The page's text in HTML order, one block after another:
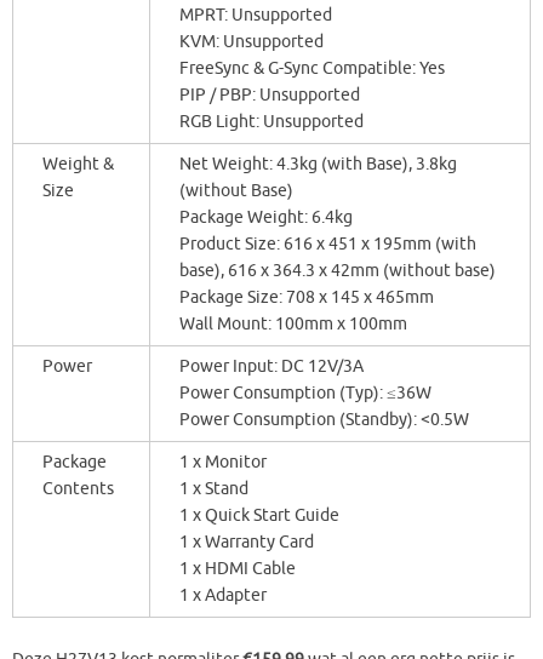
MPRT: Unsupported
KVM: Unsupported
FreeSync & G-Sync Compatible: Yes
PIP / PBP: Unsupported
RGB Light: Unsupported
Weight &
Size
Net Weight: 4.3kg (with Base), 3.8kg
(without Base)
Package Weight: 6.4kg
Product Size: 616 x 451 x 195mm (with
base), 616 x 364.3 x 42mm (without base)
Package Size: 708 x 145 x 465mm
Wall Mount: 100mm x 100mm
Power
Power Input: DC 12V/3A
Power Consumption (Typ): ≤36W
Power Consumption (Standby): <0.5W
Package
Contents
1 x Monitor
1 x Stand
1 x Quick Start Guide
1 x Warranty Card
1 x HDMI Cable
1 x Adapter